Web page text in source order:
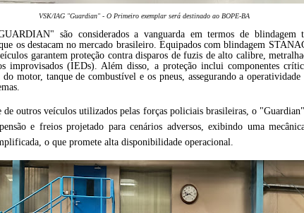
VSK/IAG "Guardian" - O Primeiro exemplar será destinado ao BOPE-BA
são considerados a vanguarda em termos de blindagem
os destacam no mercado brasileiro. Equipados com blindagem
garantem proteção contra disparos de fuzis de alto calibre,
improvisados (IEDs). Além disso, a proteção inclui componentes
motor, tanque de combustível e os pneus, assegurando a operatividade
de outros veículos utilizados pelas forças policiais brasileiras, o
e freios projetado para cenários adversos, exibindo uma
o que promete alta disponibilidade operacional.